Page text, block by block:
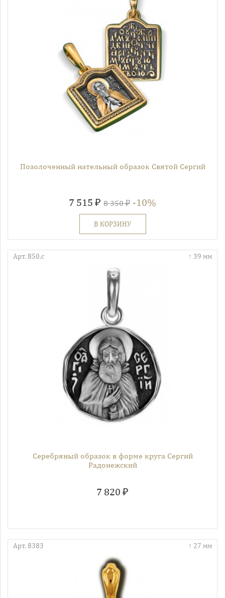
Позолоченный нательный образок Святой Сергий
7 515 ₽ 8 350 ₽ -10%
В КОРЗИНУ
39 мм
Арт. 850.с
Серебряный образок в форме круга Сергий
Радонежский
7 820 ₽
27 мм
Арт. 8383